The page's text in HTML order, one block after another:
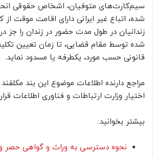
سیم‌کارت‌های متوفیان، اشخاص حقوقی
شده، اتباع غیر ایرانی دارای اقامت موقت
زندانیان در طول مدت حضور در زندان را جز
شده توسط مقام قضایی، تا زمان تعیین
قانونی حسب مورد، یکطرفه یا مسدود نماید.
مراجع دارنده اطلاعات موضوع این بند مکلفند
اختیار وزارت ارتباطات و فناوری اطلاعات
بیشتر بخوانید:
نحوه دسترسی به وراث و گواهی حصر